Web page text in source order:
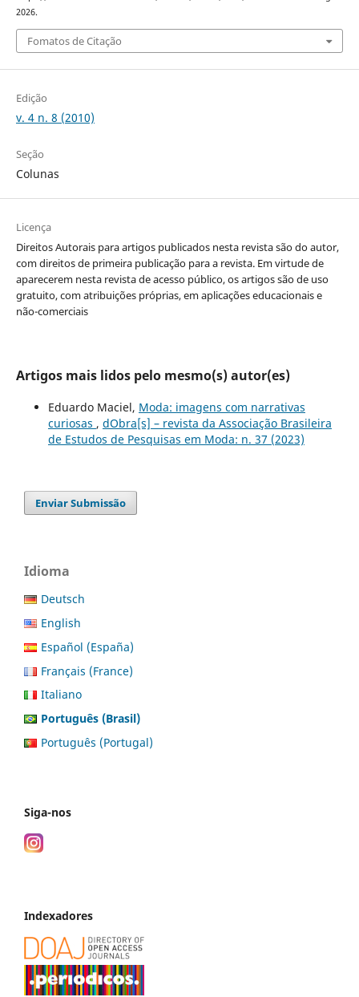
2026.
Fomatos de Citação
Edição
v. 4 n. 8 (2010)
Seção
Colunas
Licença
Direitos Autorais para artigos publicados nesta revista são do autor,
com direitos de primeira publicação para a revista. Em virtude de
aparecerem nesta revista de acesso público, os artigos são de uso
gratuito, com atribuições próprias, em aplicações educacionais e
não-comerciais
Artigos mais lidos pelo mesmo(s) autor(es)
Eduardo Maciel, Moda: imagens com narrativas
curiosas , dObra[s] – revista da Associação Brasileira
de Estudos de Pesquisas em Moda: n. 37 (2023)
Enviar Submissão
Idioma
Deutsch
English
Español (España)
Français (France)
Italiano
Português (Brasil)
Português (Portugal)
Siga-nos
Indexadores